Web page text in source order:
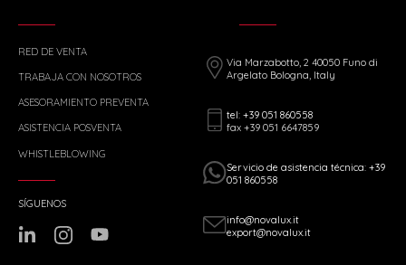
RED DE VENTA
TRABAJA CON NOSOTROS
ASESORAMIENTO PREVENTA
ASISTENCIA POSVENTA
WHISTLEBLOWING
Via Marzabotto, 2 40050 Funo di
Argelato Bologna, Italy
tel: +39 051 860558
fax +39 051 6647859
Servicio de asistencia técnica: +39
051 860558
info@novalux.it
export@novalux.it
SÍGUENOS